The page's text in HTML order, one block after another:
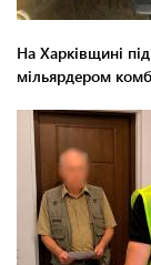
На Харківщині
мільярдером